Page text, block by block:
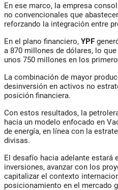
En ese marco, la empresa
no convencionales que
reforzando la integración entre
En el plano financiero, YPF
a 870 millones de dólares, lo
unos 750 millones en los
La combinación de mayor
desinversión en activos no
posición financiera.
Con estos resultados, la
hacia un modelo enfocado en
de energía, en línea con la
divisas.
El desafío hacia adelante estará
inversiones, avanzar con los
capitalizar el contexto
posicionamiento en el mercado